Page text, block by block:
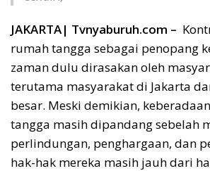
JAKARTA| Tvnyaburuh.com –
rumah tangga sebagai penopang
zaman dulu dirasakan oleh
terutama masyarakat di Jakarta
besar. Meski demikian,
tangga masih dipandang sebelah
perlindungan, penghargaan, dan
hak-hak mereka masih jauh dari